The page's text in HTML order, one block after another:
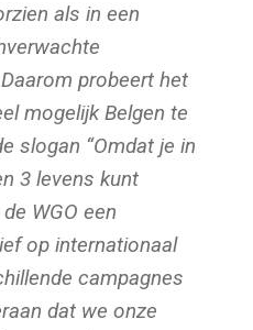
als in een
probeert het
mogelijk Belgen te
slogan “Omdat je in
3 levens kunt
WGO een
op internationaal
campagnes
dat we onze